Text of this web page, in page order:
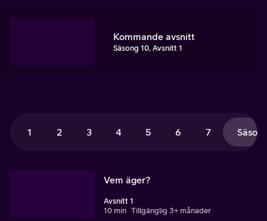
Kommande avsnitt
Säsong 10, Avsnitt 1
1 2 3 4 5 6 7
Vem äger?
Avsnitt 1
10 min Tillgänglig 3+ månader